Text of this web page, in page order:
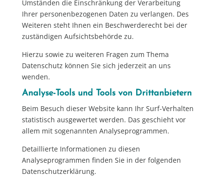
Umständen die Einschränkung der Verarbeitung
Ihrer personenbezogenen Daten zu verlangen. Des
Weiteren steht Ihnen ein Beschwerderecht bei der
zuständigen Aufsichtsbehörde zu.
Hierzu sowie zu weiteren Fragen zum Thema
Datenschutz können Sie sich jederzeit an uns
wenden.
Analyse-Tools und Tools von Dritt­anbietern
Beim Besuch dieser Website kann Ihr Surf-Verhalten
statistisch ausgewertet werden. Das geschieht vor
allem mit sogenannten Analyseprogrammen.
Detaillierte Informationen zu diesen
Analyseprogrammen finden Sie in der folgenden
Datenschutzerklärung.